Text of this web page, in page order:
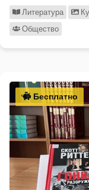
Литература
Общество
Бесплатно